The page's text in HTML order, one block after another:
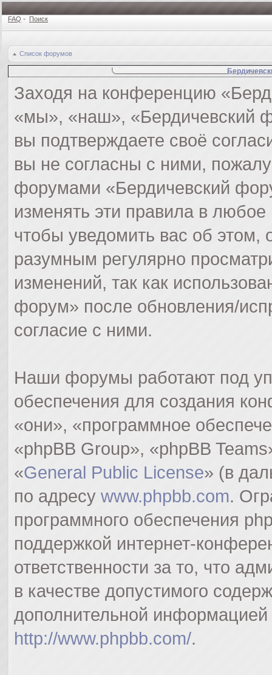
FAQ • Поиск
Список форумов
Заходя на конференцию
«мы», «наш», «Бердичевский
вы подтверждаете своё
вы не согласны с ними,
форумами «Бердичевский
изменять эти правила в
чтобы уведомить вас об
разумным регулярно
изменений, так как
форум» после обновления/
согласие с ними.
Наши форумы работают под
обеспечения для создания
«они», «программное
«phpBB Group», «phpBB
«General Public License» (в
по адресу www.phpbb.com.
программного обеспечения
поддержкой интернет-
ответственности за то, что
в качестве допустимого
дополнительной
http://www.phpbb.com/.